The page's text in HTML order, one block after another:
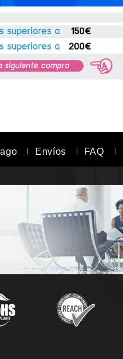
Envíos FAQ